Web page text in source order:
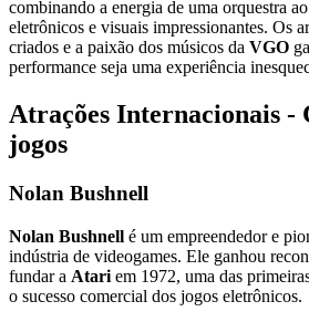
combinando a energia de uma orquestra
eletrônicos e visuais impressionantes. Os
criados e a paixão dos músicos da VGO
performance seja uma experiência
Atrações Internacionais -
jogos
Nolan Bushnell
Nolan Bushnell é um empreendedor e
indústria de videogames. Ele ganhou
fundar a Atari em 1972, uma das
o sucesso comercial dos jogos eletrônicos.